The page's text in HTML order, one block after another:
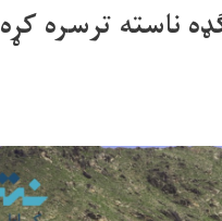
ناسته ترسره کړه